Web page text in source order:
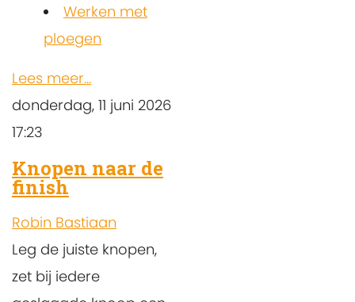
Werken met
ploegen
Lees meer...
donderdag, 11 juni 2026
17:23
Knopen naar de
finish
Robin Bastiaan
Leg de juiste knopen,
zet bij iedere